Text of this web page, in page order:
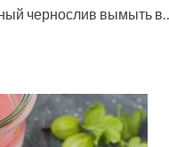
чернослив вымыть в…